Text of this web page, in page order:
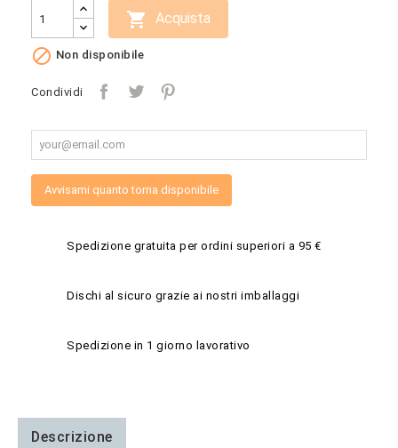
 Acquista
 Non disponibile
Condividi
Avvisami quanto torna disponibile
Spedizione gratuita per ordini superiori a 95 €
Dischi al sicuro grazie ai nostri imballaggi
Spedizione in 1 giorno lavorativo
Descrizione